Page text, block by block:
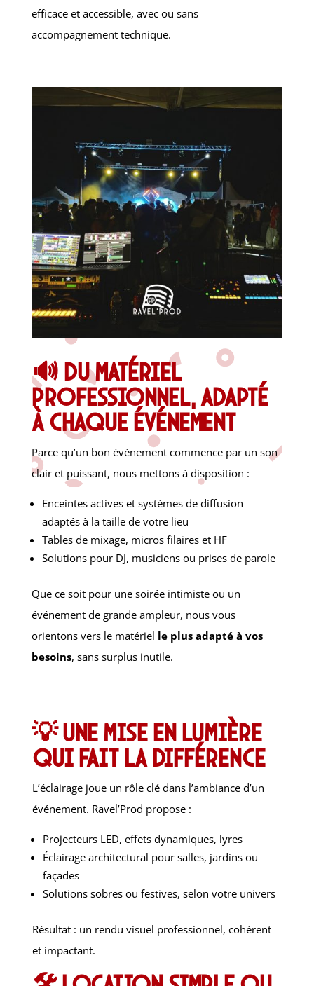
efficace et accessible, avec ou sans
accompagnement technique.
🔊 Du matériel
professionnel, adapté
à chaque événement
Parce qu’un bon événement commence par un son
clair et puissant, nous mettons à disposition :
Enceintes actives et systèmes de diffusion
adaptés à la taille de votre lieu
Tables de mixage, micros filaires et HF
Solutions pour DJ, musiciens ou prises de parole
Que ce soit pour une soirée intimiste ou un
événement de grande ampleur, nous vous
orientons vers le matériel le plus adapté à vos
besoins, sans surplus inutile.
💡 Une mise en lumière
qui fait la différence
L’éclairage joue un rôle clé dans l’ambiance d’un
événement. Ravel’Prod propose :
Projecteurs LED, effets dynamiques, lyres
Éclairage architectural pour salles, jardins ou
façades
Solutions sobres ou festives, selon votre univers
Résultat : un rendu visuel professionnel, cohérent
et impactant.